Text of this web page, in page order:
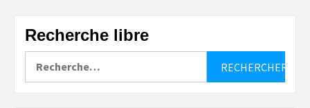
Recherche libre